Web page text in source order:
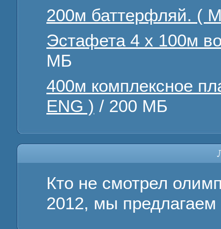
200м баттерфляй. (
Эстафета 4 х 100м
МБ
400м комплексное
ENG ) / 200 МБ
Кто не смотрел
2012, мы предлагаем